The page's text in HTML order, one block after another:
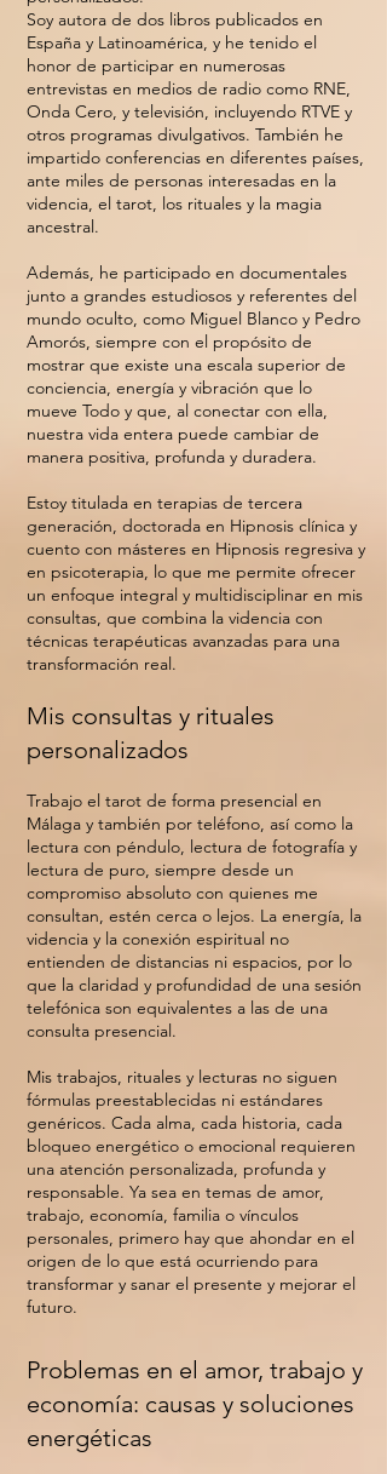
Soy autora de dos libros publicados en
España y Latinoamérica, y he tenido el
honor de participar en numerosas
entrevistas en medios de radio como RNE,
Onda Cero, y televisión, incluyendo RTVE y
otros programas divulgativos. También he
impartido conferencias en diferentes países,
ante miles de personas interesadas en la
videncia, el tarot, los rituales y la magia
ancestral.
Además, he participado en documentales
junto a grandes estudiosos y referentes del
mundo oculto, como Miguel Blanco y Pedro
Amorós, siempre con el propósito de
mostrar que existe una escala superior de
conciencia, energía y vibración que lo
mueve Todo y que, al conectar con ella,
nuestra vida entera puede cambiar de
manera positiva, profunda y duradera.
Estoy titulada en terapias de tercera
generación, doctorada en Hipnosis clínica y
cuento con másteres en Hipnosis regresiva y
en psicoterapia, lo que me permite ofrecer
un enfoque integral y multidisciplinar en mis
consultas, que combina la videncia con
técnicas terapéuticas avanzadas para una
transformación real.
Mis consultas y rituales
personalizados
Trabajo el tarot de forma presencial en
Málaga y también por teléfono, así como la
lectura con péndulo, lectura de fotografía y
lectura de puro, siempre desde un
compromiso absoluto con quienes me
consultan, estén cerca o lejos. La energía, la
videncia y la conexión espiritual no
entienden de distancias ni espacios, por lo
que la claridad y profundidad de una sesión
telefónica son equivalentes a las de una
consulta presencial.
Mis trabajos, rituales y lecturas no siguen
fórmulas preestablecidas ni estándares
genéricos. Cada alma, cada historia, cada
bloqueo energético o emocional requieren
una atención personalizada, profunda y
responsable. Ya sea en temas de amor,
trabajo, economía, familia o vínculos
personales, primero hay que ahondar en el
origen de lo que está ocurriendo para
transformar y sanar el presente y mejorar el
futuro.
Problemas en el amor, trabajo y
economía: causas y soluciones
energéticas